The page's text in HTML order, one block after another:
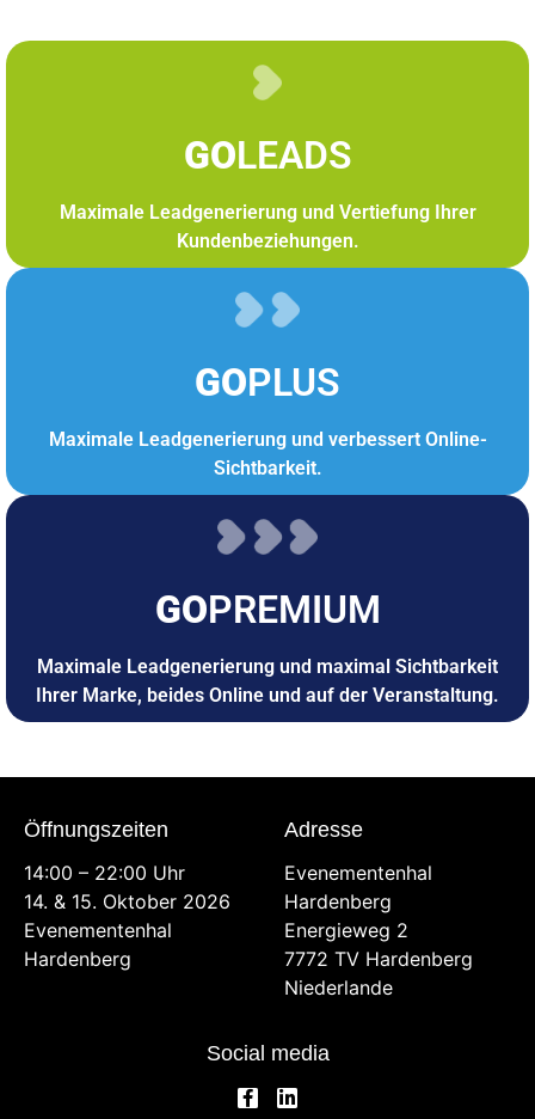
GOLEADS
Maximale Leadgenerierung und Vertiefung Ihrer
Kundenbeziehungen.
GOPLUS
Maximale Leadgenerierung und verbessert Online-
Sichtbarkeit.
GOPREMIUM
Maximale Leadgenerierung und maximal Sichtbarkeit
Ihrer Marke, beides Online und auf der Veranstaltung.
Öffnungszeiten
14:00 – 22:00 Uhr
14. & 15. Oktober 2026
Evenementenhal
Hardenberg
Adresse
Evenementenhal
Hardenberg
Energieweg 2
7772 TV Hardenberg
Niederlande
Social media